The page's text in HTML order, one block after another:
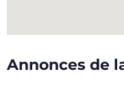
Annonces de